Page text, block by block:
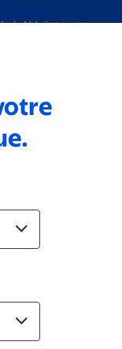
Voir tout
rotatif